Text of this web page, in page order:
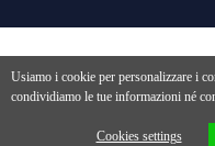
Usiamo i cookie per personalizzare i
condividiamo le tue informazioni né
Cookies settings